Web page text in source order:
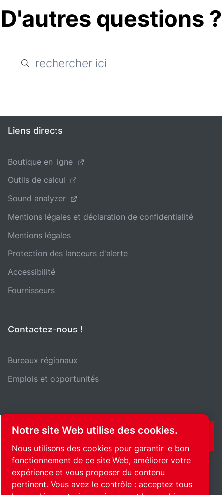
D'autres questions ?
Liens directs
Boutique en ligne
Outils de calcul
Sound analyzer
Mentions légales et déclaration de confidentialité
Mentions légales
Protection des lanceurs d'alerte
Accessibilité
Fournisseurs
Contactez-nous !
Bureaux régionaux
Emplois et opportunités
CONTACT
Notre site Web utilise des cookies.
Nous utilisons des cookies pour garantir le bon
fonctionnement de ce site Web, améliorer votre
expérience et vous proposer du contenu
pertinent. Vous avez le contrôle : acceptez tous